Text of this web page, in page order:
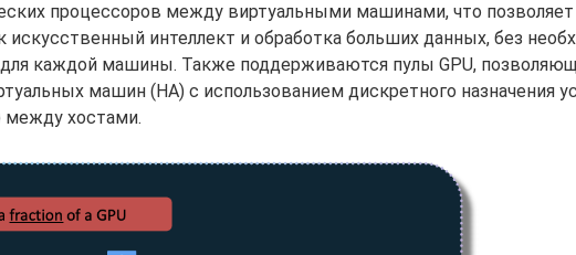
процессоров между виртуальными машинами, что
искусственный интеллект и обработка больших данных, без
для каждой машины. Также поддерживаются пулы GPU,
машин (HA) с использованием дискретного назначения
между хостами.